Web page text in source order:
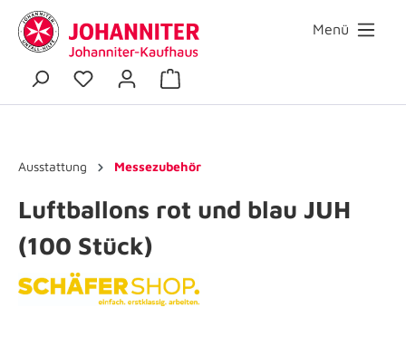
Menü
Ausstattung Messezubehör
Luftballons rot und blau JUH
(100 Stück)